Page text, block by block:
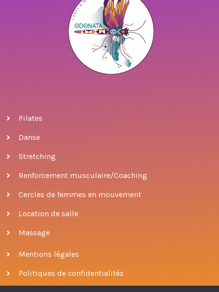
Pilates
Danse
Stretching
Renforcement musculaire/Coaching
Cercles de femmes en mouvement
Location de salle
Massage
Mentions légales
Politiques de confidentialités